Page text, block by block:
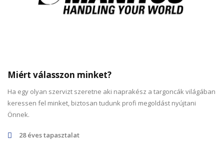
Miért válasszon minket?
Ha egy olyan szervizt szeretne aki naprakész a targoncák világában
keressen fel minket, biztosan tudunk profi megoldást nyújtani
Önnek.
28 éves tapasztalat